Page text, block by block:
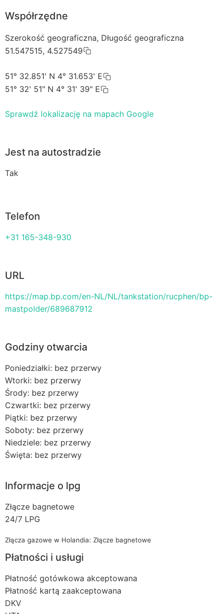
Współrzędne
Szerokość geograficzna, Długość geograficzna
51.547515, 4.527549
51° 32.851' N 4° 31.653' E
51° 32' 51" N 4° 31' 39" E
Sprawdź lokalizację na mapach Google
Jest na autostradzie
Tak
Telefon
+31 165-348-930
URL
https://map.bp.com/en-NL/NL/tankstation/rucphen/bp-
mastpolder/689687912
Godziny otwarcia
Poniedziałki: bez przerwy
Wtorki: bez przerwy
Środy: bez przerwy
Czwartki: bez przerwy
Piątki: bez przerwy
Soboty: bez przerwy
Niedziele: bez przerwy
Święta: bez przerwy
Informacje o lpg
Złącze bagnetowe
24/7 LPG
Złącza gazowe w Holandia: Złącze bagnetowe
Płatności i usługi
Płatność gotówkowa akceptowana
Płatność kartą zaakceptowana
DKV